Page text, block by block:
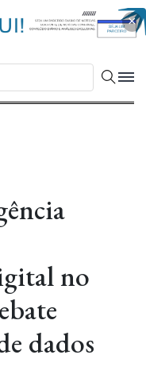
×
no
dados